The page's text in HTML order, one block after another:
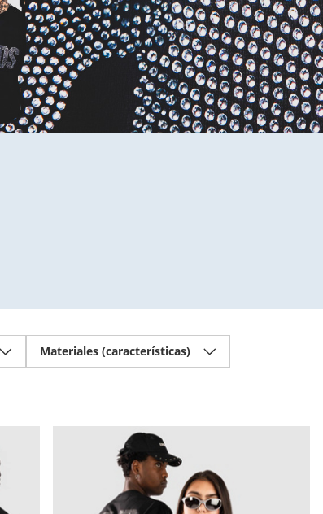
Materiales (características)